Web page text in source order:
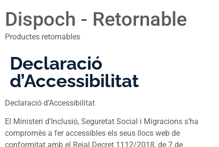
Dispoch - Retornable
Productes retornables
Declaració
d’Accessibilitat
Declaració d’Accessibilitat
El Ministeri d’Inclusió, Seguretat Social i Migracions s’ha
compromès a fer accessibles els seus llocs web de
conformitat amb el Reial Decret 1112/2018, de 7 de